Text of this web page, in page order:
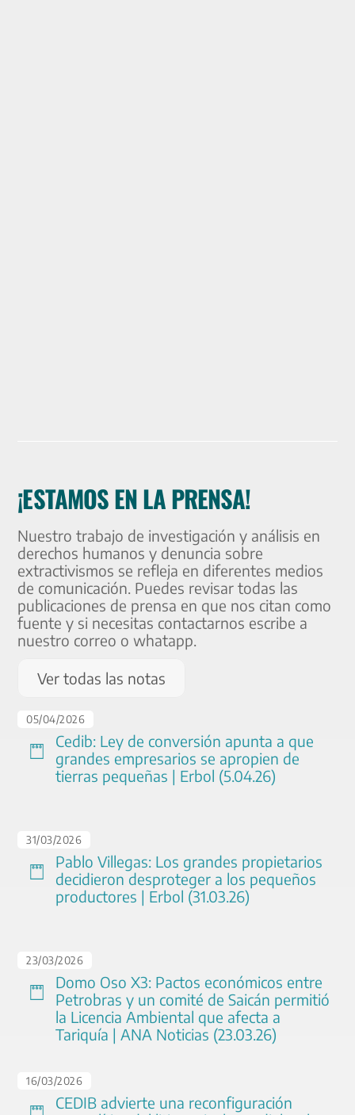
¡ESTAMOS EN LA PRENSA!
Nuestro trabajo de investigación y análisis en
derechos humanos y denuncia sobre
extractivismos se refleja en diferentes medios
de comunicación. Puedes revisar todas las
publicaciones de prensa en que nos citan como
fuente y si necesitas contactarnos escribe a
nuestro correo o whatapp.
Ver todas las notas
05/04/2026
Cedib: Ley de conversión apunta a que
grandes empresarios se apropien de
tierras pequeñas | Erbol (5.04.26)
31/03/2026
Pablo Villegas: Los grandes propietarios
decidieron desproteger a los pequeños
productores | Erbol (31.03.26)
23/03/2026
Domo Oso X3: Pactos económicos entre
Petrobras y un comité de Saicán permitió
la Licencia Ambiental que afecta a
Tariquía | ANA Noticias (23.03.26)
16/03/2026
CEDIB advierte una reconfiguración